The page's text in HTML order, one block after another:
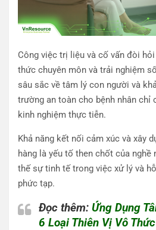
Công việc trị liệu và cố vấn đòi
thức chuyên môn và trải nghiệm
sâu sắc về tâm lý con người và
trường an toàn cho bệnh nhân chỉ
kinh nghiệm thực tiễn.
Khả năng kết nối cảm xúc và xây
hàng là yếu tố then chốt của nghề
thế sự tinh tế trong việc xử lý và
phức tạp.
Đọc thêm: Ứng Dụng
6 Loại Thiên Vị Vô